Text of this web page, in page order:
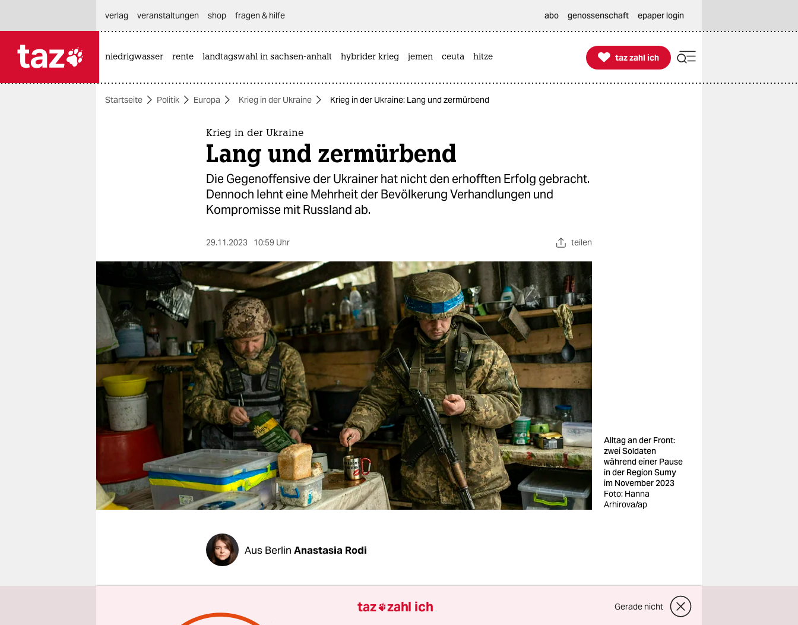
themen
berlin
wahrheit
verlag
verlag
veranstaltungen
shop
fragen & hilfe
unterstützen
abo
genossenschaft
verlag
veranstaltungen shop fragen & hilfe abo genossenschaft epaper login
niedrigwasser rente landtagswahl in sachsen-anhalt hybrider krieg jemen ceuta hitze 
taz zahl ich
taz zahl ich
Startseite Politik Europa Krieg in der Ukraine Krieg in der Ukraine: Lang und zermürbend
Krieg in der Ukraine
Lang und zermürbend
Die Gegenoffensive der Ukrainer hat nicht den erhofften Erfolg gebracht.
Dennoch lehnt eine Mehrheit der Bevölkerung Verhandlungen und
Kompromisse mit Russland ab.
29.11.2023 10:59 Uhr teilen
Alltag an der Front:
zwei Soldaten
während einer Pause
in der Region Sumy
im November 2023
Foto: Hanna
Arhirova/ap
Aus Berlin Anastasia Rodi
Es wird höchstwahrscheinlich keinen tiefen und schönen Durchbruch
geben“, sagte der Oberbefehlshaber der ukrainischen Armee, Walerij
taz zahl ich Gerade nicht